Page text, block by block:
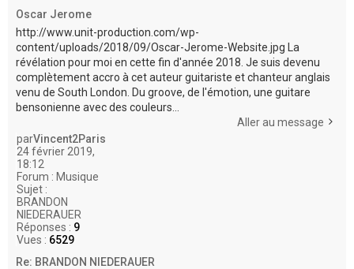
Oscar Jerome
http://www.unit-production.com/wp-
content/uploads/2018/09/Oscar-Jerome-Website.jpg La
révélation pour moi en cette fin d'année 2018. Je suis devenu
complètement accro à cet auteur guitariste et chanteur anglais
venu de South London. Du groove, de l'émotion, une guitare
bensonienne avec des couleurs...
Aller au message
parVincent2Paris
24 février 2019,
18:12
Forum : Musique
Sujet :
BRANDON
NIEDERAUER
Réponses : 9
Vues : 6529
Re: BRANDON NIEDERAUER